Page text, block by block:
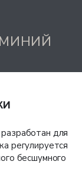
для
регулируется
бесшумного